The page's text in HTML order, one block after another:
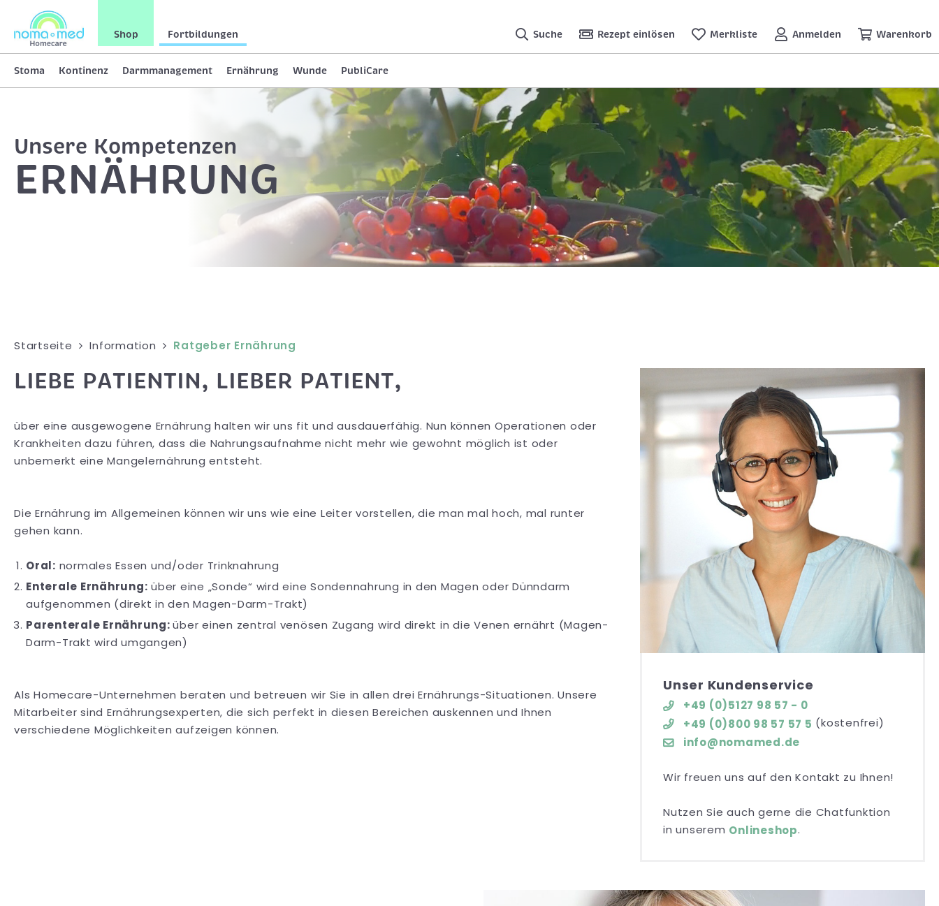
Shop Fortbildungen Suche Rezept einlösen Merkliste Anmelden Warenkorb
Stoma Kontinenz Darmmanagement Ernährung Wunde PubliCare
Unsere Kompetenzen
ERNÄHRUNG
Startseite Information Ratgeber Ernährung
LIEBE PATIENTIN, LIEBER PATIENT,
über eine ausgewogene Ernährung halten wir uns fit und ausdauerfähig. Nun können Operationen oder
Krankheiten dazu führen, dass die Nahrungsaufnahme nicht mehr wie gewohnt möglich ist oder
unbemerkt eine Mangelernährung entsteht.
Die Ernährung im Allgemeinen können wir uns wie eine Leiter vorstellen, die man mal hoch, mal runter
gehen kann.
Oral: normales Essen und/oder Trinknahrung
Enterale Ernährung: über eine „Sonde“ wird eine Sondennahrung in den Magen oder Dünndarm
aufgenommen (direkt in den Magen-Darm-Trakt)
Parenterale Ernährung:über einen zentral venösen Zugang wird direkt in die Venen ernährt (Magen-
Darm-Trakt wird umgangen)
Als Homecare-Unternehmen beraten und betreuen wir Sie in allen drei Ernährungs-Situationen. Unsere
Mitarbeiter sind Ernährungsexperten, die sich perfekt in diesen Bereichen auskennen und Ihnen
verschiedene Möglichkeiten aufzeigen können.
Unser Kundenservice
+49 (0)5127 98 57 - 0
+49 (0)800 98 57 57 5 (kostenfrei)
info@nomamed.de
Wir freuen uns auf den Kontakt zu Ihnen!
Nutzen Sie auch gerne die Chatfunktion
in unserem Onlineshop.